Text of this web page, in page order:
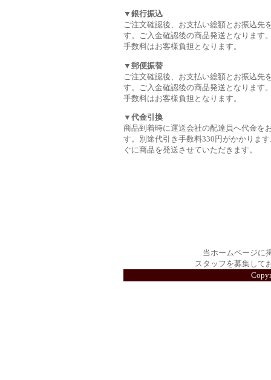
▼銀行振込
ご注文確認後、お支払い総額とお振込先
す。ご入金確認後の商品発送となります
手数料はお客様負担となります。
▼郵便振替
ご注文確認後、お支払い総額とお振込先
す。ご入金確認後の商品発送となります
手数料はお客様負担となります。
▼代金引換
商品到着時に運送会社の配達員へ代金を
す。別途代引き手数料330円がかかりま
ぐに商品を発送させていただきます。
当ホームページに
スタッフを募集して